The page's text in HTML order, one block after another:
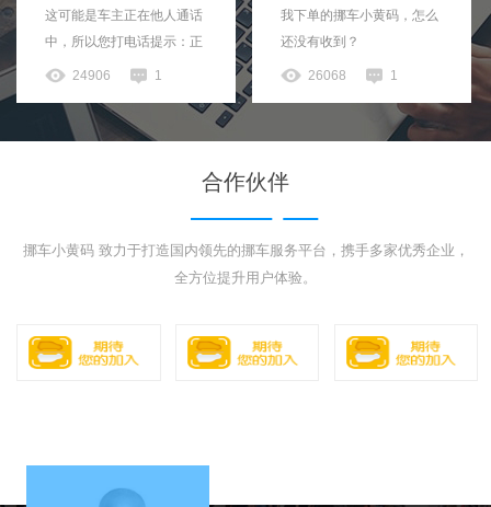
这可能是车主正在他人通话
中，所以您打电话提示：正
在通话中...
24906 1
我下单的挪车小黄码，怎么
还没有收到？
26068 1
合作伙伴
挪车小黄码 致力于打造国内领先的挪车服务平台，携手多家优秀企业，
全方位提升用户体验。